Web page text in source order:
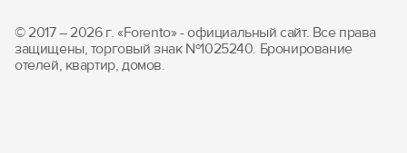
© 2017 – 2026 г. «Forento» - официальный сайт. Все права
защищены, торговый знак Nº1025240. Бронирование
отелей, квартир, домов.